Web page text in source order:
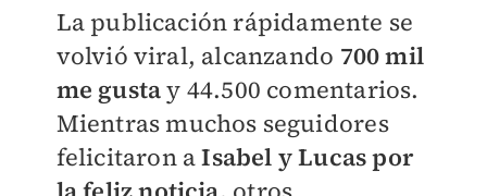
La publicación rápidamente se
volvió viral, alcanzando 700 mil
me gustay 44.500 comentarios.
Mientras muchos seguidores
felicitaron aIsabel y Lucas por